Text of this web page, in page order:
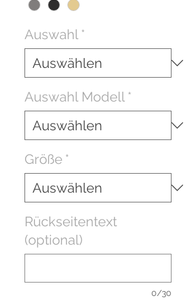
Auswahl*
Auswahl Modell*
Größe *
Rückseitentext
(optional)
0/30